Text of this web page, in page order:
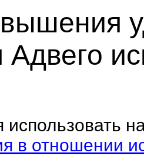
Адвего
в отношении